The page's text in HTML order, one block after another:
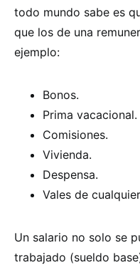
todo mundo sabe es
que los de una
ejemplo:
Bonos.
Prima vacacional.
Comisiones.
Vivienda.
Despensa.
Vales de
Un salario no solo se
trabajado (sueldo